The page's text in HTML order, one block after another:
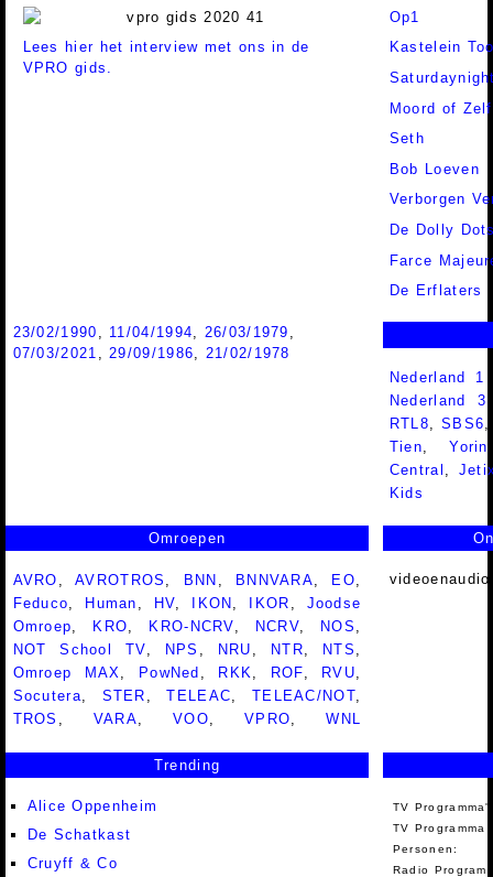
Lees hier het interview met ons in de
VPRO gids.
Op1
Kastelein
Moord of
Seth
Bob Loeven
Verborgen
De Dolly
Farce
De Erflaters
23/02/1990 , 11/04/1994, 26/03/1979 ,
07/03/2021 ,29/09/1986, 21/02/1978
Nederland
Nederland
RTL8 ,SBS6
Tien ,Yorin
Central
Kids
Omroepen
AVRO ,AVROTROS , BNN , BNNVARA, EO,
Feduco, Human , HV, IKON , IKOR , Joodse
Omroep, KRO, KRO-NCRV, NCRV, NOS ,
NOT School TV, NPS , NRU , NTR, NTS ,
Omroep MAX, PowNed , RKK, ROF, RVU,
Socutera, STER ,TELEAC, TELEAC/NOT,
TROS , VARA,VOO,VPRO,WNL
Trending
Alice Oppenheim
De Schatkast
Cruyff & Co
TV
TV Programma
Personen:
Radio